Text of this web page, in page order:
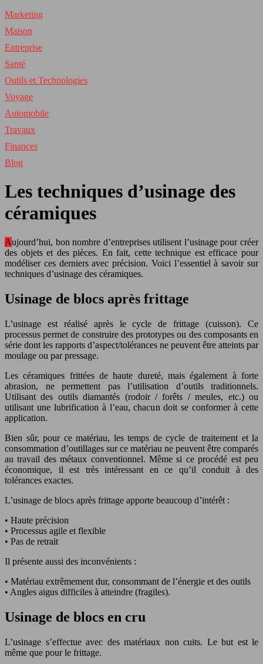
Marketing
Maison
Entreprise
Santé
Outils et Technologies
Voyage
Automobile
Travaux
Finances
Blog
Les techniques d’usinage des
céramiques
Aujourd’hui, bon nombre d’entreprises utilisent l’usinage pour créer
des objets et des pièces. En fait, cette technique est efficace pour
modéliser ces derniers avec précision. Voici l’essentiel à savoir sur
techniques d’usinage des céramiques.
Usinage de blocs après frittage
L’usinage est réalisé après le cycle de frittage (cuisson). Ce
processus permet de construire des prototypes ou des composants en
série dont les rapports d’aspect/tolérances ne peuvent être atteints par
moulage ou par pressage.
Les céramiques frittées de haute dureté, mais également à forte
abrasion, ne permettent pas l’utilisation d’outils traditionnels.
Utilisant des outils diamantés (rodoir / forêts / meules, etc.) ou
utilisant une lubrification à l’eau, chacun doit se conformer à cette
application.
Bien sûr, pour ce matériau, les temps de cycle de traitement et la
consommation d’outillages sur ce matériau ne peuvent être comparés
au travail des métaux conventionnel. Même si ce procédé est peu
économique, il est très intéressant en ce qu’il conduit à des
tolérances exactes.
L’usinage de blocs après frittage apporte beaucoup d’intérêt :
• Haute précision
• Processus agile et flexible
• Pas de retrait
Il présente aussi des inconvénients :
• Matériau extrêmement dur, consommant de l’énergie et des outils
• Angles aigus difficiles à atteindre (fragiles).
Usinage de blocs en cru
L’usinage s’effectue avec des matériaux non cuits. Le but est le
même que pour le frittage.